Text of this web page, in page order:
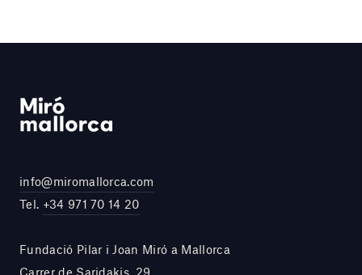
info@miromallorca.com
Tel. +34 971 70 14 20
Fundació Pilar i Joan Miró a Mallorca
Carrer de Saridakis, 29